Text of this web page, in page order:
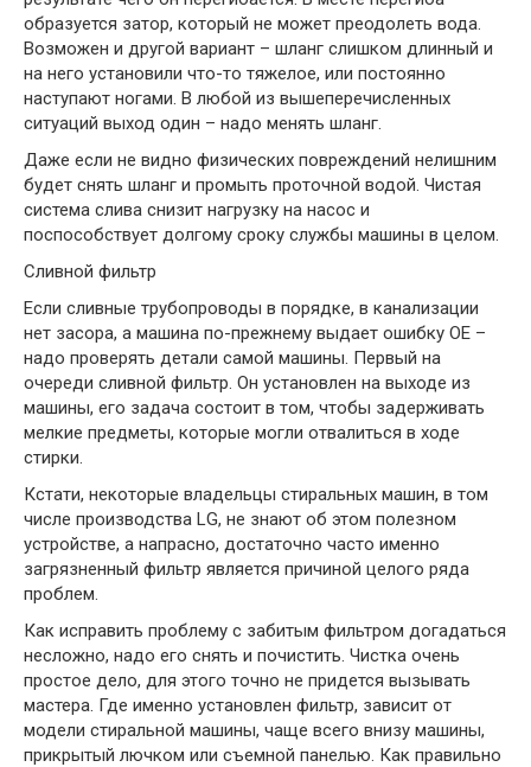
образуется затор, который не может преодолеть вода.
Возможен и другой вариант – шланг слишком длинный и
на него установили что-то тяжелое, или постоянно
наступают ногами. В любой из вышеперечисленных
ситуаций выход один – надо менять шланг.
Даже если не видно физических повреждений нелишним
будет снять шланг и промыть проточной водой. Чистая
система слива снизит нагрузку на насос и
поспособствует долгому сроку службы машины в целом.
Сливной фильтр
Если сливные трубопроводы в порядке, в канализации
нет засора, а машина по-прежнему выдает ошибку OE –
надо проверять детали самой машины. Первый на
очереди сливной фильтр. Он установлен на выходе из
машины, его задача состоит в том, чтобы задерживать
мелкие предметы, которые могли отвалиться в ходе
стирки.
Кстати, некоторые владельцы стиральных машин, в том
числе производства LG, не знают об этом полезном
устройстве, а напрасно, достаточно часто именно
загрязненный фильтр является причиной целого ряда
проблем.
Как исправить проблему с забитым фильтром догадаться
несложно, надо его снять и почистить. Чистка очень
простое дело, для этого точно не придется вызывать
мастера. Где именно установлен фильтр, зависит от
модели стиральной машины, чаще всего внизу машины,
прикрытый лючком или съемной панелью. Как правильно